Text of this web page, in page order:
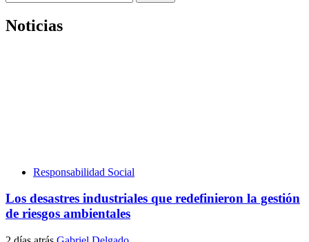
Noticias
Responsabilidad Social
Los desastres industriales que redefinieron la gestión
de riesgos ambientales